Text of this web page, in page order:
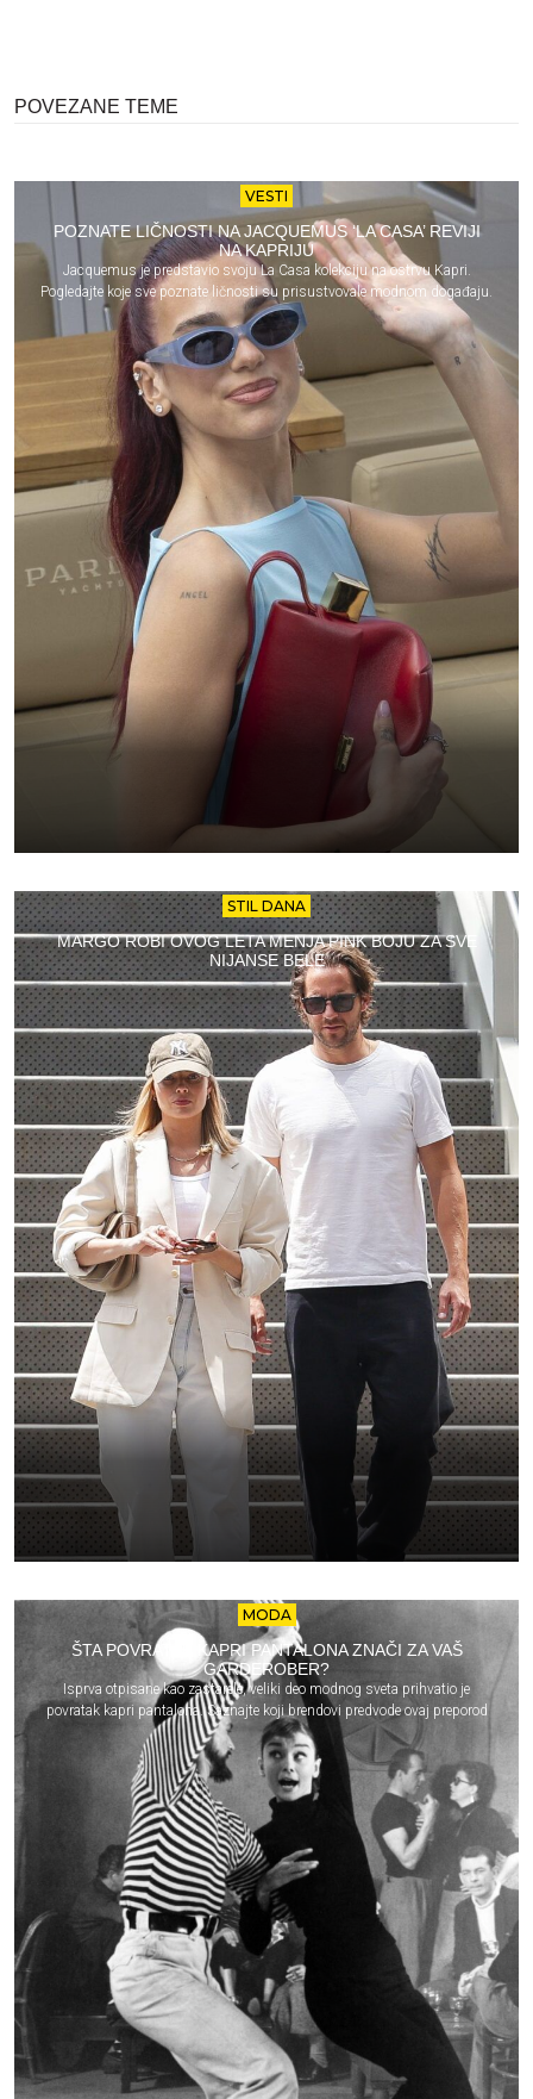
POVEZANE TEME
VESTI
POZNATE LIČNOSTI NA JACQUEMUS ‘LA CASA’ REVIJI
NA KAPRIJU
Jacquemus je predstavio svoju La Casa kolekciju na ostrvu Kapri.
Pogledajte koje sve poznate ličnosti su prisustvovale modnom događaju.
STIL DANA
MARGO ROBI OVOG LETA MENJA PINK BOJU ZA SVE
NIJANSE BELE
MODA
ŠTA POVRATAK KAPRI PANTALONA ZNAČI ZA VAŠ
GARDEROBER?
Isprva otpisane kao zastarele, veliki deo modnog sveta prihvatio je
povratak kapri pantalona. Saznajte koji brendovi predvode ovaj preporod